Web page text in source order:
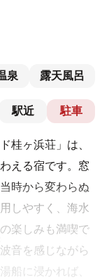
泉 露天風呂
駅近 駐車
桂ヶ浜荘」は、
える宿です。窓
時から変わらぬ
しやすく、海水
楽しみも満喫で
音を感じながら
船に浸かれば、